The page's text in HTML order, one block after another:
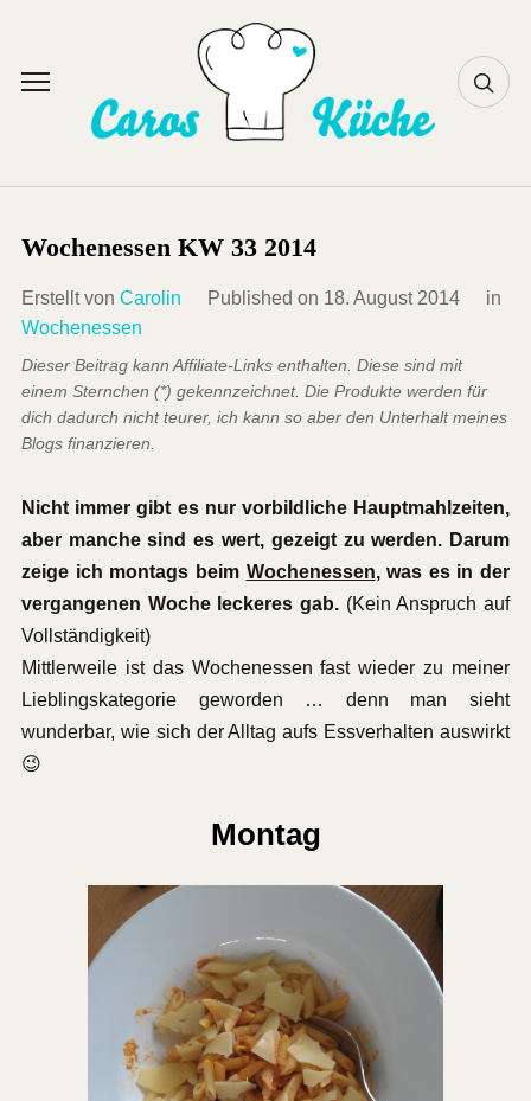
content
Toggle
Wochenessen KW 33 2014
Erstellt von Carolin Published on 18. August 2014
in
Wochenessen
Dieser Beitrag kann Affiliate-Links enthalten. Diese sind mit
einem Sternchen (*) gekennzeichnet. Die Produkte werden für
dich dadurch nicht teurer, ich kann so aber den Unterhalt meines
Blogs finanzieren.
Nicht immer gibt es nur vorbildliche Hauptmahlzeiten,
aber manche sind es wert, gezeigt zu werden. Darum
zeige ich montags beim Wochenessen, was es in der
vergangenen Woche leckeres gab. (Kein Anspruch auf
Vollständigkeit)
Mittlerweile ist das Wochenessen fast wieder zu meiner
Lieblingskategorie geworden … denn man sieht
wunderbar, wie sich der Alltag aufs Essverhalten auswirkt
😉
Montag